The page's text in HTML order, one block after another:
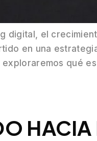
digital, el
en una
qué